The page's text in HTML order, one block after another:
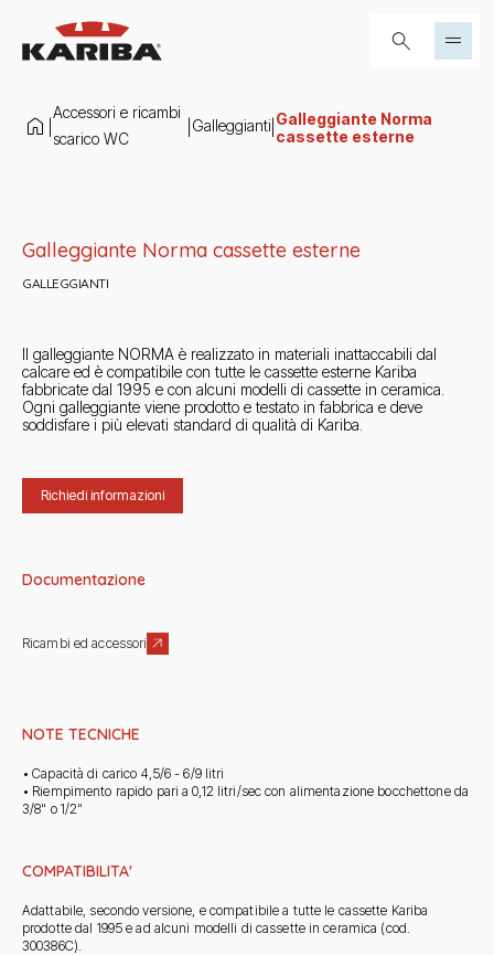
Accessori e ricambi
scarico WC
Galleggianti Galleggiante Norma
cassette esterne
Galleggiante Norma cassette esterne
GALLEGGIANTI
Il galleggiante NORMA è realizzato in materiali inattaccabili dal
calcare ed è compatibile con tutte le cassette esterne Kariba
fabbricate dal 1995 e con alcuni modelli di cassette in ceramica.
Ogni galleggiante viene prodotto e testato in fabbrica e deve
soddisfare i più elevati standard di qualità di Kariba.
Richiedi informazioni
Documentazione
Ricambi ed accessori
NOTE TECNICHE
• Capacità di carico 4,5/6 - 6/9 litri
• Riempimento rapido pari a 0,12 litri/sec con alimentazione bocchettone da
3/8" o 1/2"
COMPATIBILITA'
Adattabile, secondo versione, e compatibile a tutte le cassette Kariba
prodotte dal 1995 e ad alcuni modelli di cassette in ceramica (cod.
300386C).